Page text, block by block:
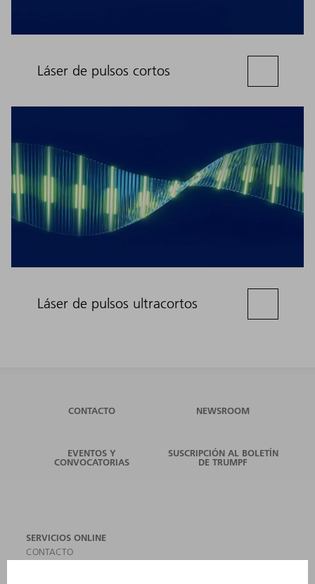
Láser de pulsos cortos
Láser de pulsos ultracortos
CONTACTO NEWSROOM
EVENTOS Y
CONVOCATORIAS
SUSCRIPCIÓN AL BOLETÍN
DE TRUMPF
SERVICIOS ONLINE
CONTACTO